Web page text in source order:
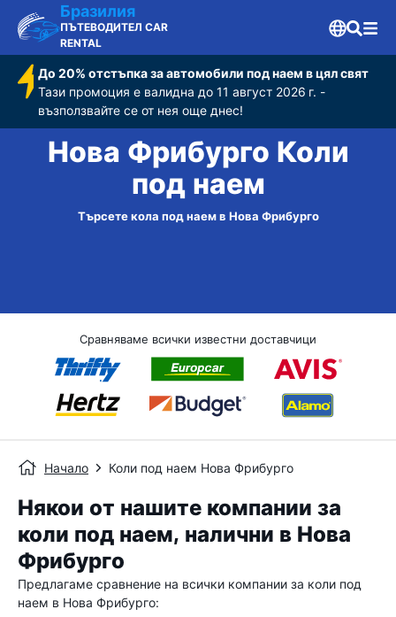
Бразилия
ПЪТЕВОДИТЕЛ CAR
RENTAL
До 20% отстъпка за автомобили под наем в цял свят
Тази промоция е валидна до 11 август 2026 г. -
възползвайте се от нея още днес!
Нова Фрибурго Коли
под наем
Търсете кола под наем в Нова Фрибурго
Сравняваме всички известни доставчици
Начало Коли под наем Нова Фрибурго
Някои от нашите компании за
коли под наем, налични в Нова
Фрибурго
Предлагаме сравнение на всички компании за коли под
наем в Нова Фрибурго: